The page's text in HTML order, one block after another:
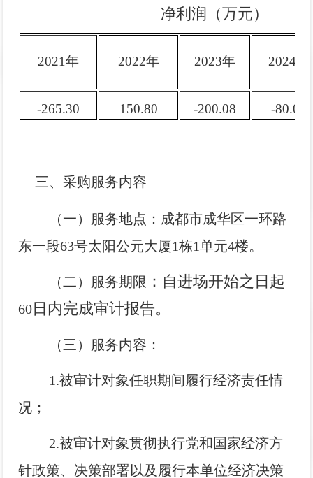
净利润（万元）
2021年 2022年 2023年 2024年
-265.30 150.80 -200.08 -80.05
三、采购服务内容
（一）服务地点：成都市成华区一环路
东一段63号太阳公元大厦1栋1单元4楼。
（二）服务期限 ：自进场开始之日起
60日内完成审计报告。
（三）服务内容：
1.被审计对象任职期间履行经济责任情
况；
2.被审计对象贯彻执行党和国家经济方
针政策、决策部署以及履行本单位经济决策